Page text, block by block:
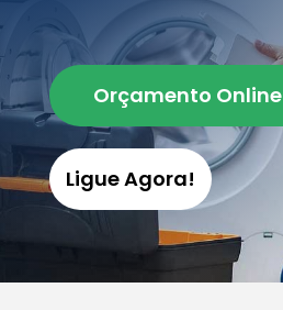
Orçamento Online
Ligue Agora!